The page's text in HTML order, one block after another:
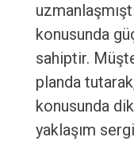
konusunda
sahiptir.
planda
konusunda
yaklaşım